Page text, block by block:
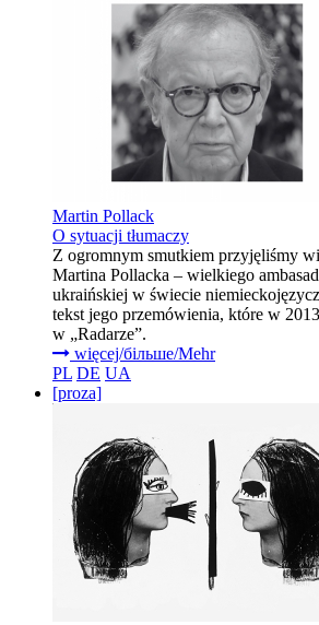
Martin Pollack
O sytuacji tłumaczy
Z ogromnym smutkiem przyjęliśmy
Martina Pollacka – wielkiego
ukraińskiej w świecie
tekst jego przemówienia, które w
w „Radarze”.
więcej/більше/Mehr
PL DE UA
[proza]